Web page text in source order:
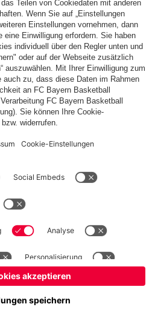
Schach Schiedsrichter
Seniorenfußball
Tischtennis
Barrierefreiheit